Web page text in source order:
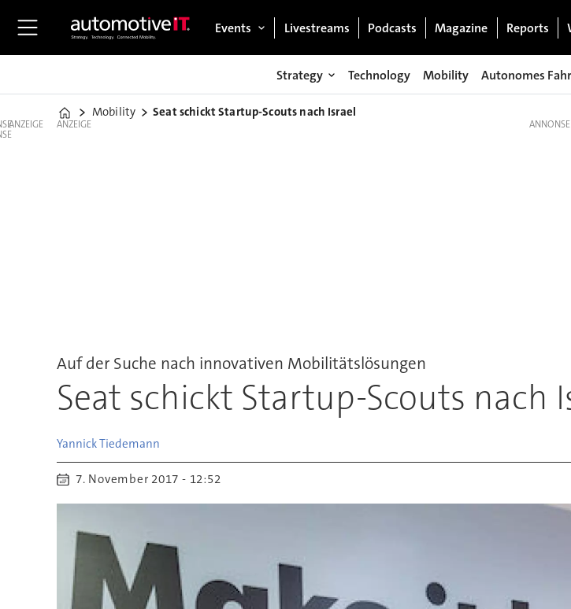
Events Livestreams Podcasts Magazine Reports
Strategy Technology Mobility Autonomes
Home
Mobility Seat schickt Startup-Scouts nach Israel
ANZEIGE ANZEIGE
Auf der Suche nach innovativen Mobilitätslösungen
Seat schickt Startup-Scouts nach
YannickTiedemann
7. November 2017 - 12:52